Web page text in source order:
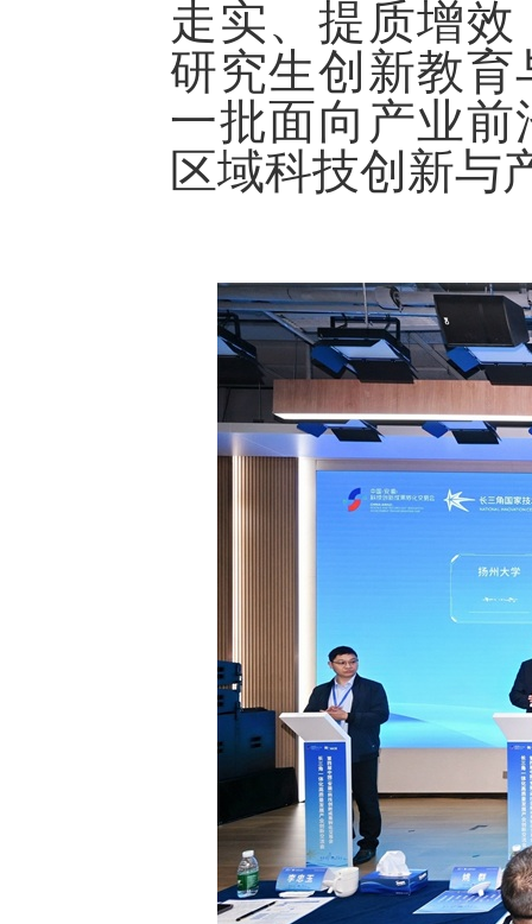
走实、提质增效
研究生创新教
一批面向产业
区域科技创新与